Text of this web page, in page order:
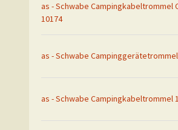
as - Schwabe Campingkabeltrommel
10174
as - Schwabe Campinggerätetrommel
as - Schwabe Campingkabeltrommel